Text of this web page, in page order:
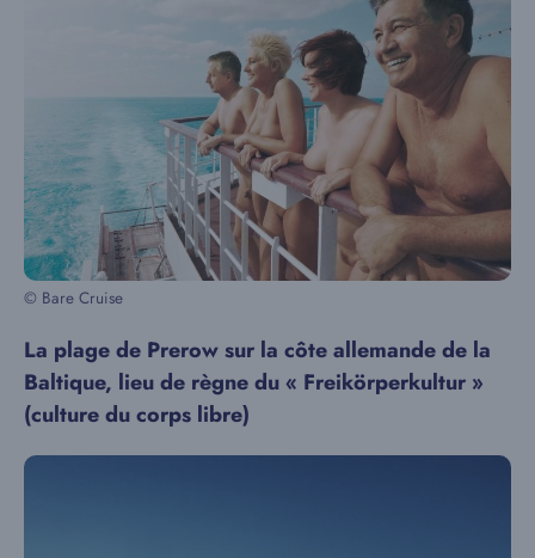
© Bare Cruise
La plage de Prerow sur la côte allemande de la
Baltique, lieu de règne du « Freikörperkultur »
(culture du corps libre)